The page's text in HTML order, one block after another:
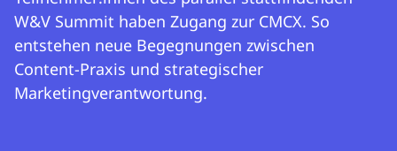
W&V Summit haben Zugang zur CMCX. So
entstehen neue Begegnungen zwischen
Content-Praxis und strategischer
Marketingverantwortung.